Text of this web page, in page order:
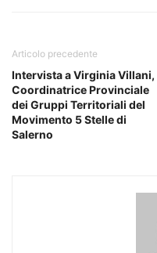
Articolo precedente
Intervista a Virginia Villani,
Coordinatrice Provinciale
dei Gruppi Territoriali del
Movimento 5 Stelle di
Salerno